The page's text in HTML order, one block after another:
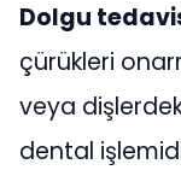
Dolgu
çürükleri
veya
dental